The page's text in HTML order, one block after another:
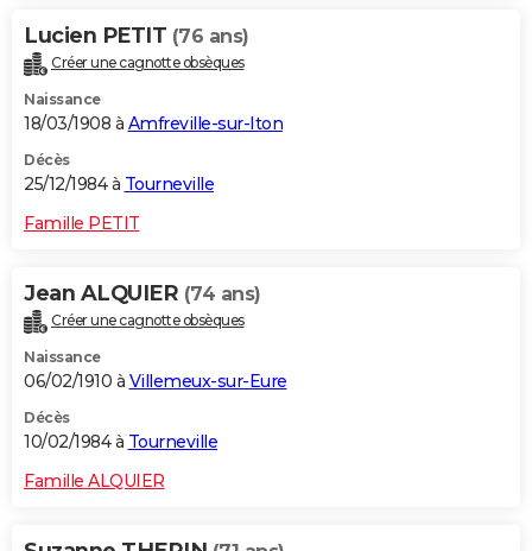
Lucien PETIT (76 ans)
Créer une cagnotte obsèques
Naissance
18/03/1908 à Amfreville-sur-Iton
Décès
25/12/1984 à Tourneville
Famille PETIT
Jean ALQUIER (74 ans)
Créer une cagnotte obsèques
Naissance
06/02/1910 à Villemeux-sur-Eure
Décès
10/02/1984 à Tourneville
Famille ALQUIER